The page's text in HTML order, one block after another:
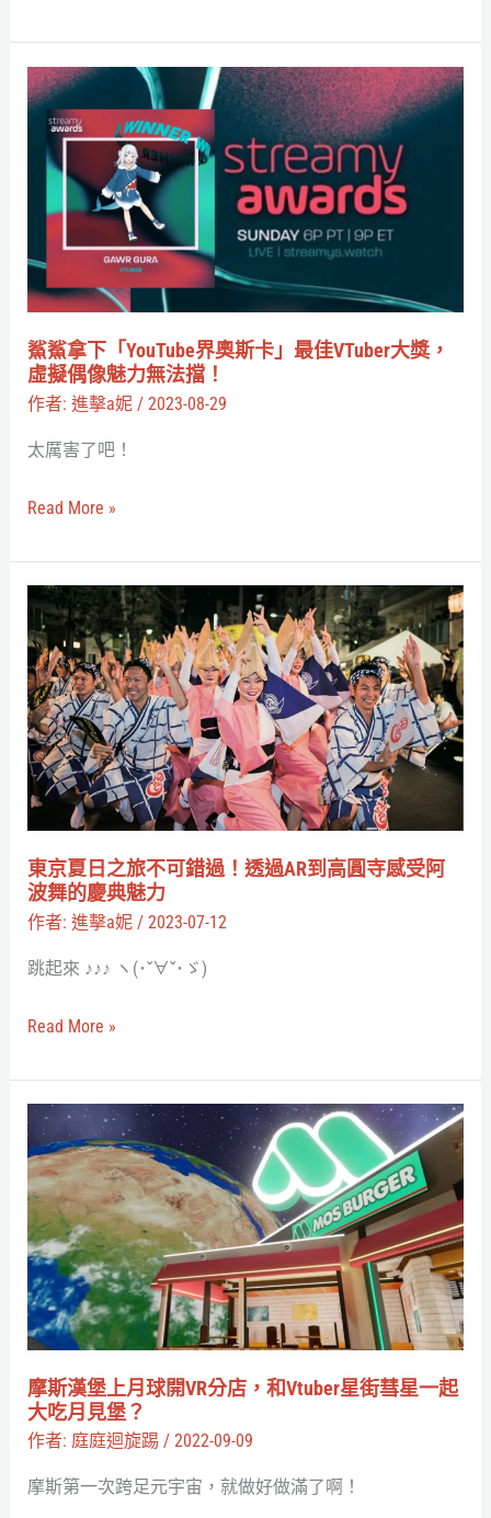
V、
企
業
勢、
大
集
鯊鯊拿下「YouTube界奧斯卡」最佳VTuber大獎，
虛擬偶像魅力無法擋！
作者: 進擊a妮 / 2023-08-29
太厲害了吧！
鯊
鯊
「YouTube
奧
斯
卡」
最
佳
大
擬
偶
像
魅
力
無
法
擋！
Read More »
東京夏日之旅不可錯過！透過AR到高圓寺感受阿
波舞的慶典魅力
作者: 進擊a妮 / 2023-07-12
跳起來 ♪♪♪ ヽ(･ˇ∀ˇ･ゞ)
東
京
夏
日
之
旅
不
錯
過！
透
AR
圓
寺
感
受
阿
波
舞
的
慶
魅
力
Read More »
摩斯漢堡上月球開VR分店，和Vtuber星街彗星一起
大吃月見堡？
作者: 庭庭迴旋踢 / 2022-09-09
摩斯第一次跨足元宇宙，就做好做滿了啊！
摩
斯
漢
堡
上
月
球
開
VR
分
店，
Vtuber